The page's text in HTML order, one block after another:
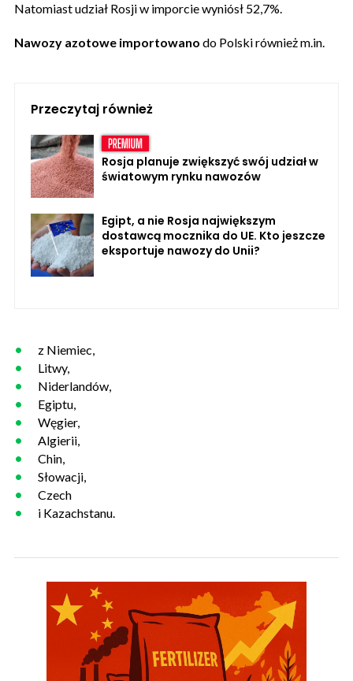
Natomiast udział Rosji w imporcie wyniósł 52,7%.
Nawozy azotowe importowano do Polski również m.in.
Przeczytaj również
Rosja planuje zwiększyć swój udział w
światowym rynku nawozów
Egipt, a nie Rosja największym
dostawcą mocznika do UE. Kto jeszcze
eksportuje nawozy do Unii?
z Niemiec,
Litwy,
Niderlandów,
Egiptu,
Węgier,
Algierii,
Chin,
Słowacji,
Czech
i Kazachstanu.